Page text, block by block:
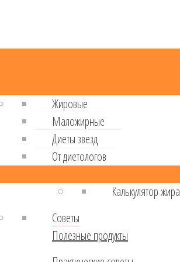
Жировые
Маложирные
Диеты звезд
От диетологов
Калькулятор жира
Советы
Полезные продукты